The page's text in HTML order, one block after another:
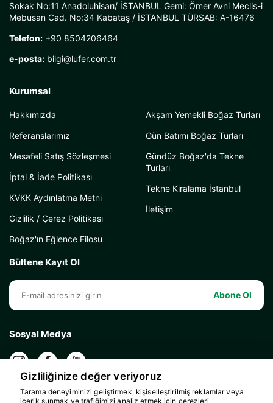
Sokak No:11 Anadoluhisarı/ İSTANBUL Gemi: Ömer Avni Meclis-i
Mebusan Cad. No:34 Kabataş / İSTANBUL TÜRSAB: A-16476
Telefon: +90 8504206464
e-posta: bilgi@lufer.com.tr
Kurumsal
Hakkımızda
Referanslarımız
Mesafeli Satış Sözleşmesi
İptal & İade Politikası
KVKK Aydınlatma Metni
Gizlilik / Çerez Politikası
Boğaz'ın Eğlence Filosu
Akşam Yemekli Boğaz Turları
Gün Batımı Boğaz Turları
Gündüz Boğaz'da Tekne
Turları
Tekne Kiralama İstanbul
İletişim
Bültene Kayıt Ol
Abone Ol
Sosyal Medya
Gizliliğinize değer veriyoruz
Tarama deneyiminizi geliştirmek, kişiselleştirilmiş reklamlar veya
içerik sunmak ve trafiğimizi analiz etmek için çerezleri